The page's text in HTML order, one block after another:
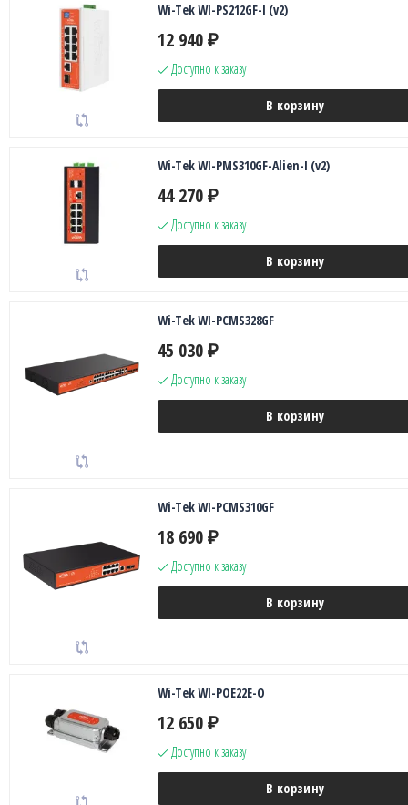
Wi-Tek WI-PS212GF-I (v2)
12 940 ₽
Доступно к заказу
В корзину
Wi-Tek WI-PMS310GF-Alien-I (v2)
44 270 ₽
Доступно к заказу
В корзину
Wi-Tek WI-PCMS328GF
45 030 ₽
Доступно к заказу
В корзину
Wi-Tek WI-PCMS310GF
18 690 ₽
Доступно к заказу
В корзину
Wi-Tek WI-POE22E-O
12 650 ₽
Доступно к заказу
В корзину